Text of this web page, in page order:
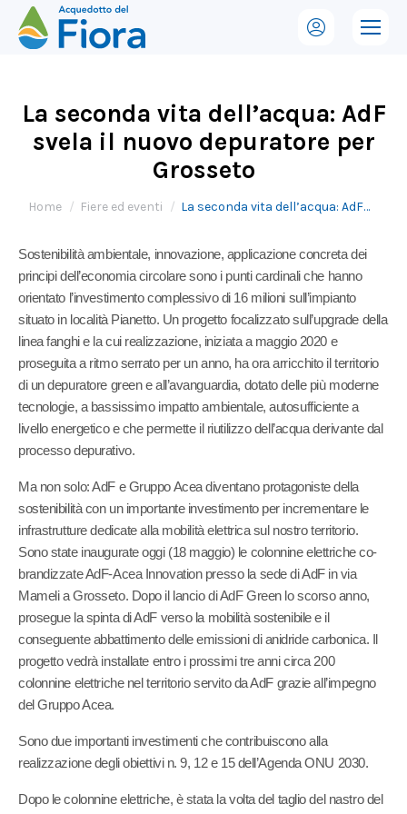
La seconda vita dell’acqua: AdF
svela il nuovo depuratore per
Grosseto
Tu sei qui:
Home Fiere ed eventi La seconda vita dell’acqua: AdF…
Sostenibilità ambientale, innovazione, applicazione concreta dei
principi dell’economia circolare sono i punti cardinali che hanno
orientato l’investimento complessivo di 16 milioni sull’impianto
situato in località Pianetto. Un progetto focalizzato sull’upgrade della
linea fanghi e la cui realizzazione, iniziata a maggio 2020 e
proseguita a ritmo serrato per un anno, ha ora arricchito il territorio
di un depuratore green e all’avanguardia, dotato delle più moderne
tecnologie, a bassissimo impatto ambientale, autosufficiente a
livello energetico e che permette il riutilizzo dell’acqua derivante dal
processo depurativo.
Ma non solo: AdF e Gruppo Acea diventano protagoniste della
sostenibilità con un importante investimento per incrementare le
infrastrutture dedicate alla mobilità elettrica sul nostro territorio.
Sono state inaugurate oggi (18 maggio) le colonnine elettriche co-
brandizzate AdF-Acea Innovation presso la sede di AdF in via
Mameli a Grosseto. Dopo il lancio di AdF Green lo scorso anno,
prosegue la spinta di AdF verso la mobilità sostenibile e il
conseguente abbattimento delle emissioni di anidride carbonica. Il
progetto vedrà installate entro i prossimi tre anni circa 200
colonnine elettriche nel territorio servito da AdF grazie all’impegno
del Gruppo Acea.
Sono due importanti investimenti che contribuiscono alla
realizzazione degli obiettivi n. 9, 12 e 15 dell’Agenda ONU 2030.
Dopo le colonnine elettriche, è stata la volta del taglio del nastro del